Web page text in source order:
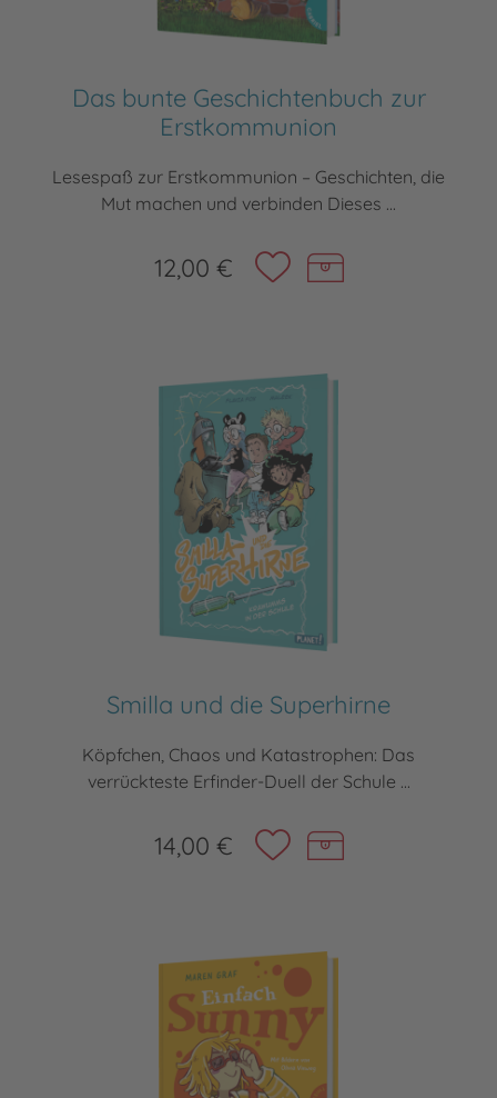
Das bunte Geschichtenbuch zur
Erstkommunion
Lesespaß zur Erstkommunion – Geschichten, die
Mut machen und verbinden Dieses ...
12,00 €
Smilla und die Superhirne
Köpfchen, Chaos und Katastrophen: Das
verrückteste Erfinder-Duell der Schule ...
14,00 €